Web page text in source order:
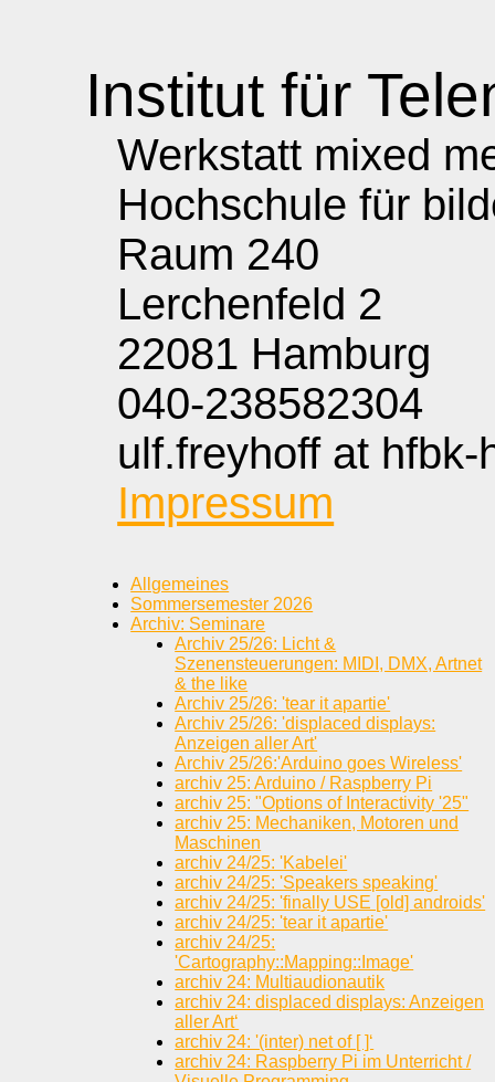
Institut für
Werkstatt mixed
Hochschule für
Raum 240
Lerchenfeld 2
22081 Hamburg
040-238582304
ulf.freyhoff at hfbk-
Impressum
Allgemeines
Sommersemester 2026
Archiv: Seminare
Archiv 25/26: Licht &
Szenensteuerungen: MIDI, DMX, Artnet
& the like
Archiv 25/26: 'tear it apartie'
Archiv 25/26: 'displaced displays:
Anzeigen aller Art'
Archiv 25/26:'Arduino goes Wireless'
archiv 25: Arduino / Raspberry Pi
archiv 25: "Options of Interactivity '25"
archiv 25: Mechaniken, Motoren und
Maschinen
archiv 24/25: 'Kabelei'
archiv 24/25: 'Speakers speaking'
archiv 24/25: 'finally USE [old] androids'
archiv 24/25: 'tear it apartie'
archiv 24/25:
'Cartography::Mapping::Image'
archiv 24: Multiaudionautik
archiv 24: displaced displays: Anzeigen
aller Art‘
archiv 24: '(inter) net of [ ]‘
archiv 24: Raspberry Pi im Unterricht /